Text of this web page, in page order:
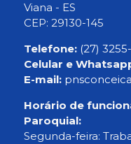
Viana - ES
CEP: 29130-145
Telefone: (27)
Celular e
E-mail:
Horário de
Paroquial:
Segunda-feira: